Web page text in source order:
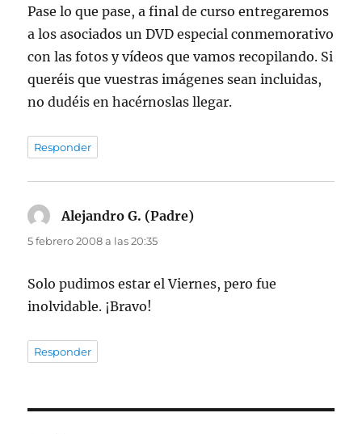
Pase lo que pase, a final de curso entregaremos
a los asociados un DVD especial conmemorativo
con las fotos y vídeos que vamos recopilando. Si
queréis que vuestras imágenes sean incluidas,
no dudéis en hacérnoslas llegar.
Responder
Alejandro G. (Padre)
5 febrero 2008 a las 20:35
Solo pudimos estar el Viernes, pero fue
inolvidable. ¡Bravo!
Responder